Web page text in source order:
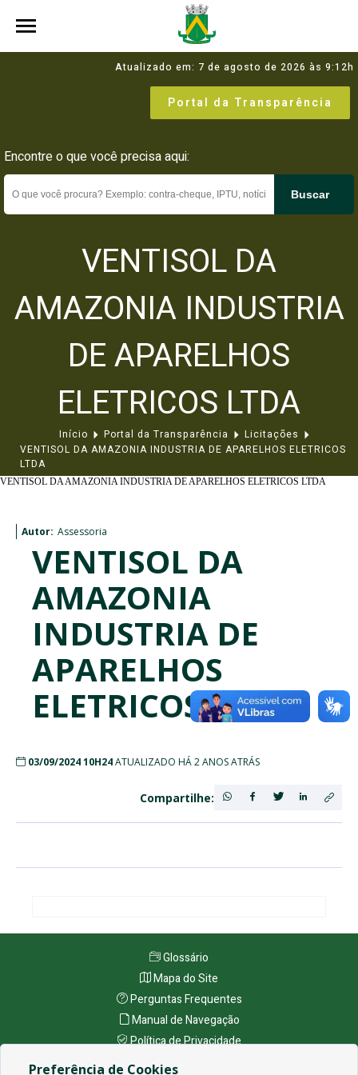
Atualizado em: 7 de agosto de 2026 às 9:12h
Portal da Transparência
Encontre o que você precisa aqui:
Buscar
VENTISOL DA
AMAZONIA INDUSTRIA
DE APARELHOS
ELETRICOS LTDA
Início Portal da Transparência
Licitações
VENTISOL DA AMAZONIA INDUSTRIA DE APARELHOS ELETRICOS
LTDA
VENTISOL DA AMAZONIA INDUSTRIA DE APARELHOS ELETRICOS LTDA
Autor: Assessoria
VENTISOL DA
AMAZONIA
INDUSTRIA DE
APARELHOS
ELETRICOS LTDA
03/09/2024 10H24ATUALIZADO HÁ 2 ANOS ATRÁS
Compartilhe:
Glossário
Mapa do Site
Perguntas Frequentes
Manual de Navegação
Política de Privacidade
Preferência de Cookies